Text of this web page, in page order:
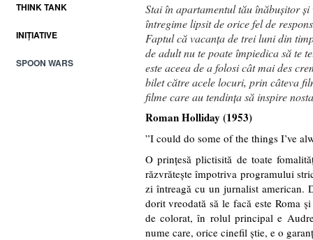
THINK TANK
INIȚIATIVE
SPOON WARS
Stai în apartamentul tău înăbușitor
întregime lipsit de orice fel de
Faptul că vacanța de trei luni din
de adult nu te poate împiedica să te
este aceea de a folosi cât mai des
bilet către acele locuri, prin câteva
filme care au tendința să inspire
Roman Holliday (1953)
”I could do some of the things I’ve
O prințesă plictisită de toate
răzvrătește împotriva programului
zi întreagă cu un jurnalist american.
dorit vreodată să le facă este Roma
de colorat, în rolul principal e
nume care, orice cinefil știe, e o